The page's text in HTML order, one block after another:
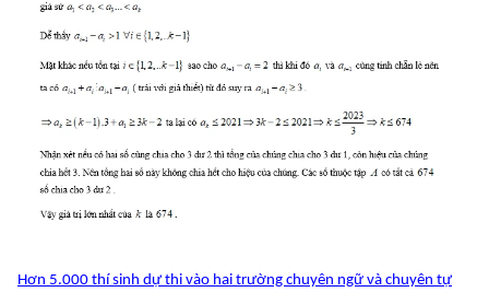
CHUYÊN ĐỀ
CÁC CHUYÊN TRANG
THỜI NAY
Hơn 5.000 thí sinh dự thi vào hai trường chuyên ngữ và chuyên tự